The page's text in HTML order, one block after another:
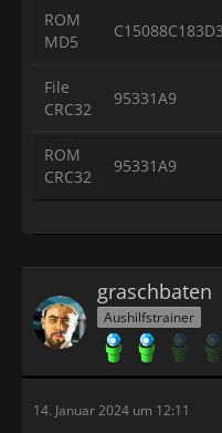
ROM
MD5
File
CRC32
95331A9
ROM
CRC32
95331A9
graschbaten
Aushilfstrainer
14. Januar 2024 um 12:11